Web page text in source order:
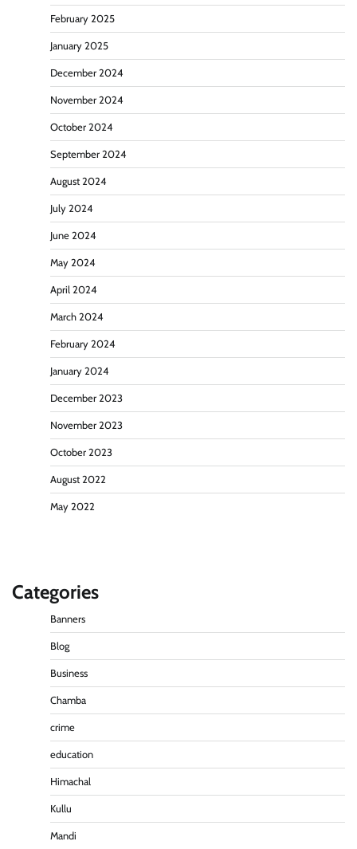
February 2025
January 2025
December 2024
November 2024
October 2024
September 2024
August 2024
July 2024
June 2024
May 2024
April 2024
March 2024
February 2024
January 2024
December 2023
November 2023
October 2023
August 2022
May 2022
Categories
Banners
Blog
Business
Chamba
crime
education
Himachal
Kullu
Mandi